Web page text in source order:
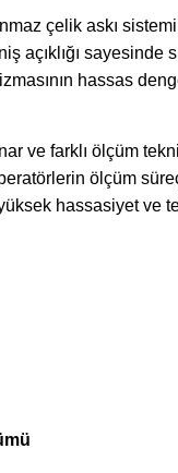
çelik askı
sayesinde
hassas
ve farklı ölçüm
ölçüm
hassasiyet ve